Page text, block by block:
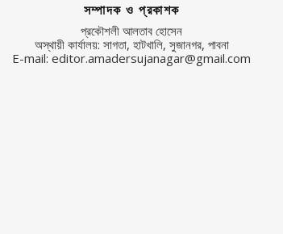
সম্পাদক ও প্রকাশক
প্রকৌশলী আলতাব হোসেন
অস্থায়ী কার্যালয়: সাগতা, হাটখালি, সুজানগর, পাবনা
E-mail: editor.amadersujanagar@gmail.com